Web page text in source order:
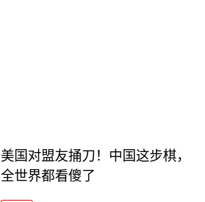
美国对盟友捅刀！中国这步棋，
全世界都看傻了